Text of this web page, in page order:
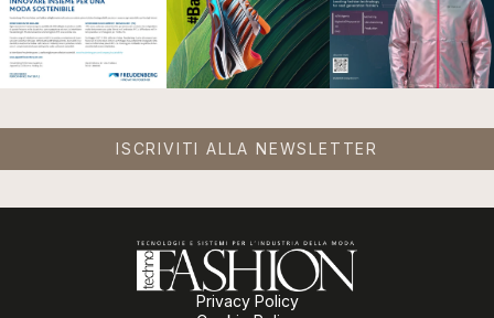
ISCRIVITI ALLA NEWSLETTER
Privacy Policy